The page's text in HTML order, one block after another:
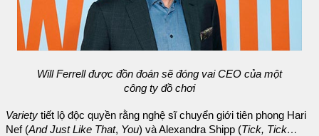
Will Ferrell được đồn đoán sẽ đóng vai CEO của một
công ty đồ chơi
Variety tiết lộ độc quyền rằng nghệ sĩ chuyển giới tiên phong Hari
Nef (And Just Like That, You) và Alexandra Shipp (Tick, Tick… ​​